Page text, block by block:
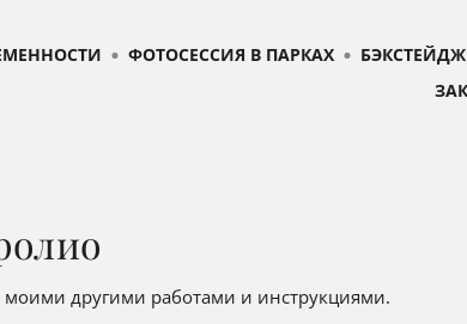
ФОТОСЕССИЯ В ПАРКАХ
другими работами и инструкциями.